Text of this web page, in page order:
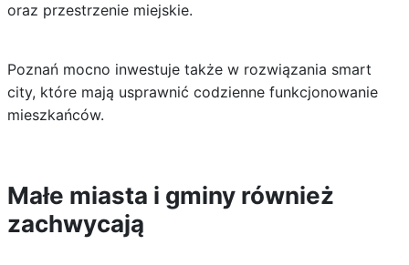
oraz przestrzenie miejskie.
Poznań mocno inwestuje także w rozwiązania smart
city, które mają usprawnić codzienne funkcjonowanie
mieszkańców.
Małe miasta i gminy również
zachwycają